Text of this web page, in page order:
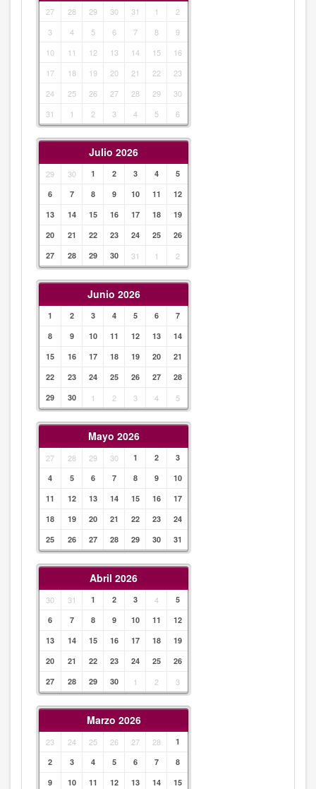
27 28 29 30 31 1
2
3
4 5 6 7 8
9
10
11 12 13 14 15
16
17
18 19 20 21 22
23
24
25 26 27 28 29
30
31
1 2 3 4 5 6
Julio 2026
29 30 1 2 3 4
5
6
7 8 9 10 11
12
13
14 15 16 17 18
19
20
21 22 23 24 25
26
27
28 29 30 31 1 2
Junio 2026
1 2 3 4 5 6
7
8
9 10 11 12 13
14
15
16 17 18 19 20
21
22
23 24 25 26 27
28
29
30 1 2 3 4 5
Mayo 2026
27 28 29 30 1 2
3
4
5 6 7 8 9
10
11
12 13 14 15 16
17
18
19 20 21 22 23
24
25
26 27 28 29 30 31
Abril 2026
30 31 1 2 3 4
5
6
7 8 9 10 11
12
13
14 15 16 17 18
19
20
21 22 23 24 25
26
27
28 29 30 1 2 3
Marzo 2026
23 24 25 26 27 28
1
2
3 4 5 6 7
8
9
10 11 12 13 14
15